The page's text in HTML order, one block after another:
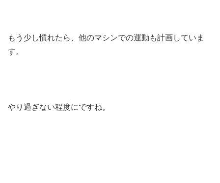
もう少し慣れたら、他のマシンでの運動も計画していま
す。
やり過ぎない程度にですね。